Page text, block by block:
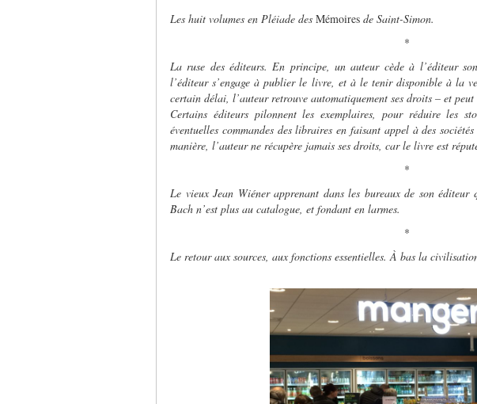
Les huit volumes en Pléiade des Mémoires de Saint-Simon.
*
La ruse des éditeurs. En principe, un auteur cède à l’éditeur
l’éditeur s’engage à publier le livre, et à le tenir disponible à la
certain délai, l’auteur retrouve automatiquement ses droits – et
Certains éditeurs pilonnent les exemplaires, pour réduire les
éventuelles commandes des libraires en faisant appel à des
manière, l’auteur ne récupère jamais ses droits, car le livre est
*
Le vieux Jean Wiéner apprenant dans les bureaux de son éditeur
Bach n’est plus au catalogue, et fondant en larmes.
*
Le retour aux sources, aux fonctions essentielles. À bas la